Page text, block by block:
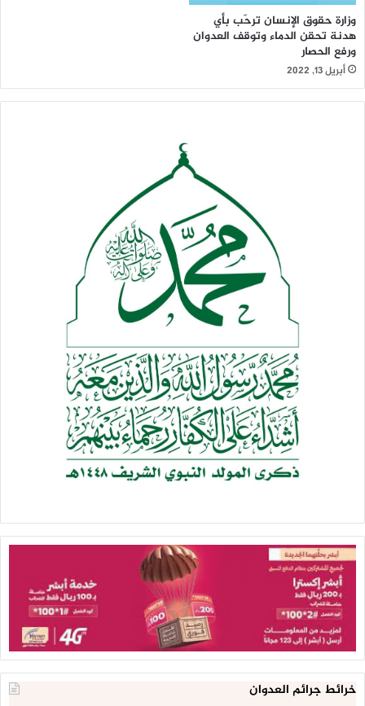
وزارة حقوق الإنسان ترحّب بأي
هدنة تحقن الدماء وتوقف العدوان
ورفع الحصار
أبريل 13, 2022
خرائط جرائم العدوان